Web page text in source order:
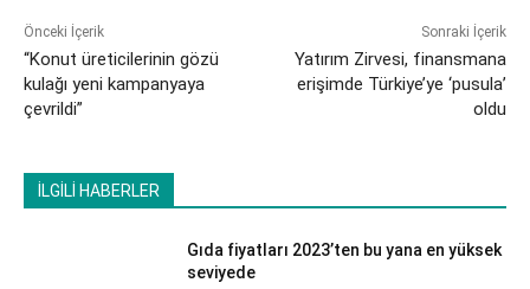
Önceki İçerik
“Konut üreticilerinin gözü
kulağı yeni kampanyaya
çevrildi”
Sonraki İçerik
Yatırım Zirvesi, finansmana
erişimde Türkiye’ye ‘pusula’
oldu
İLGİLİ HABERLER
Gıda fiyatları 2023’ten bu yana en yüksek
seviyede